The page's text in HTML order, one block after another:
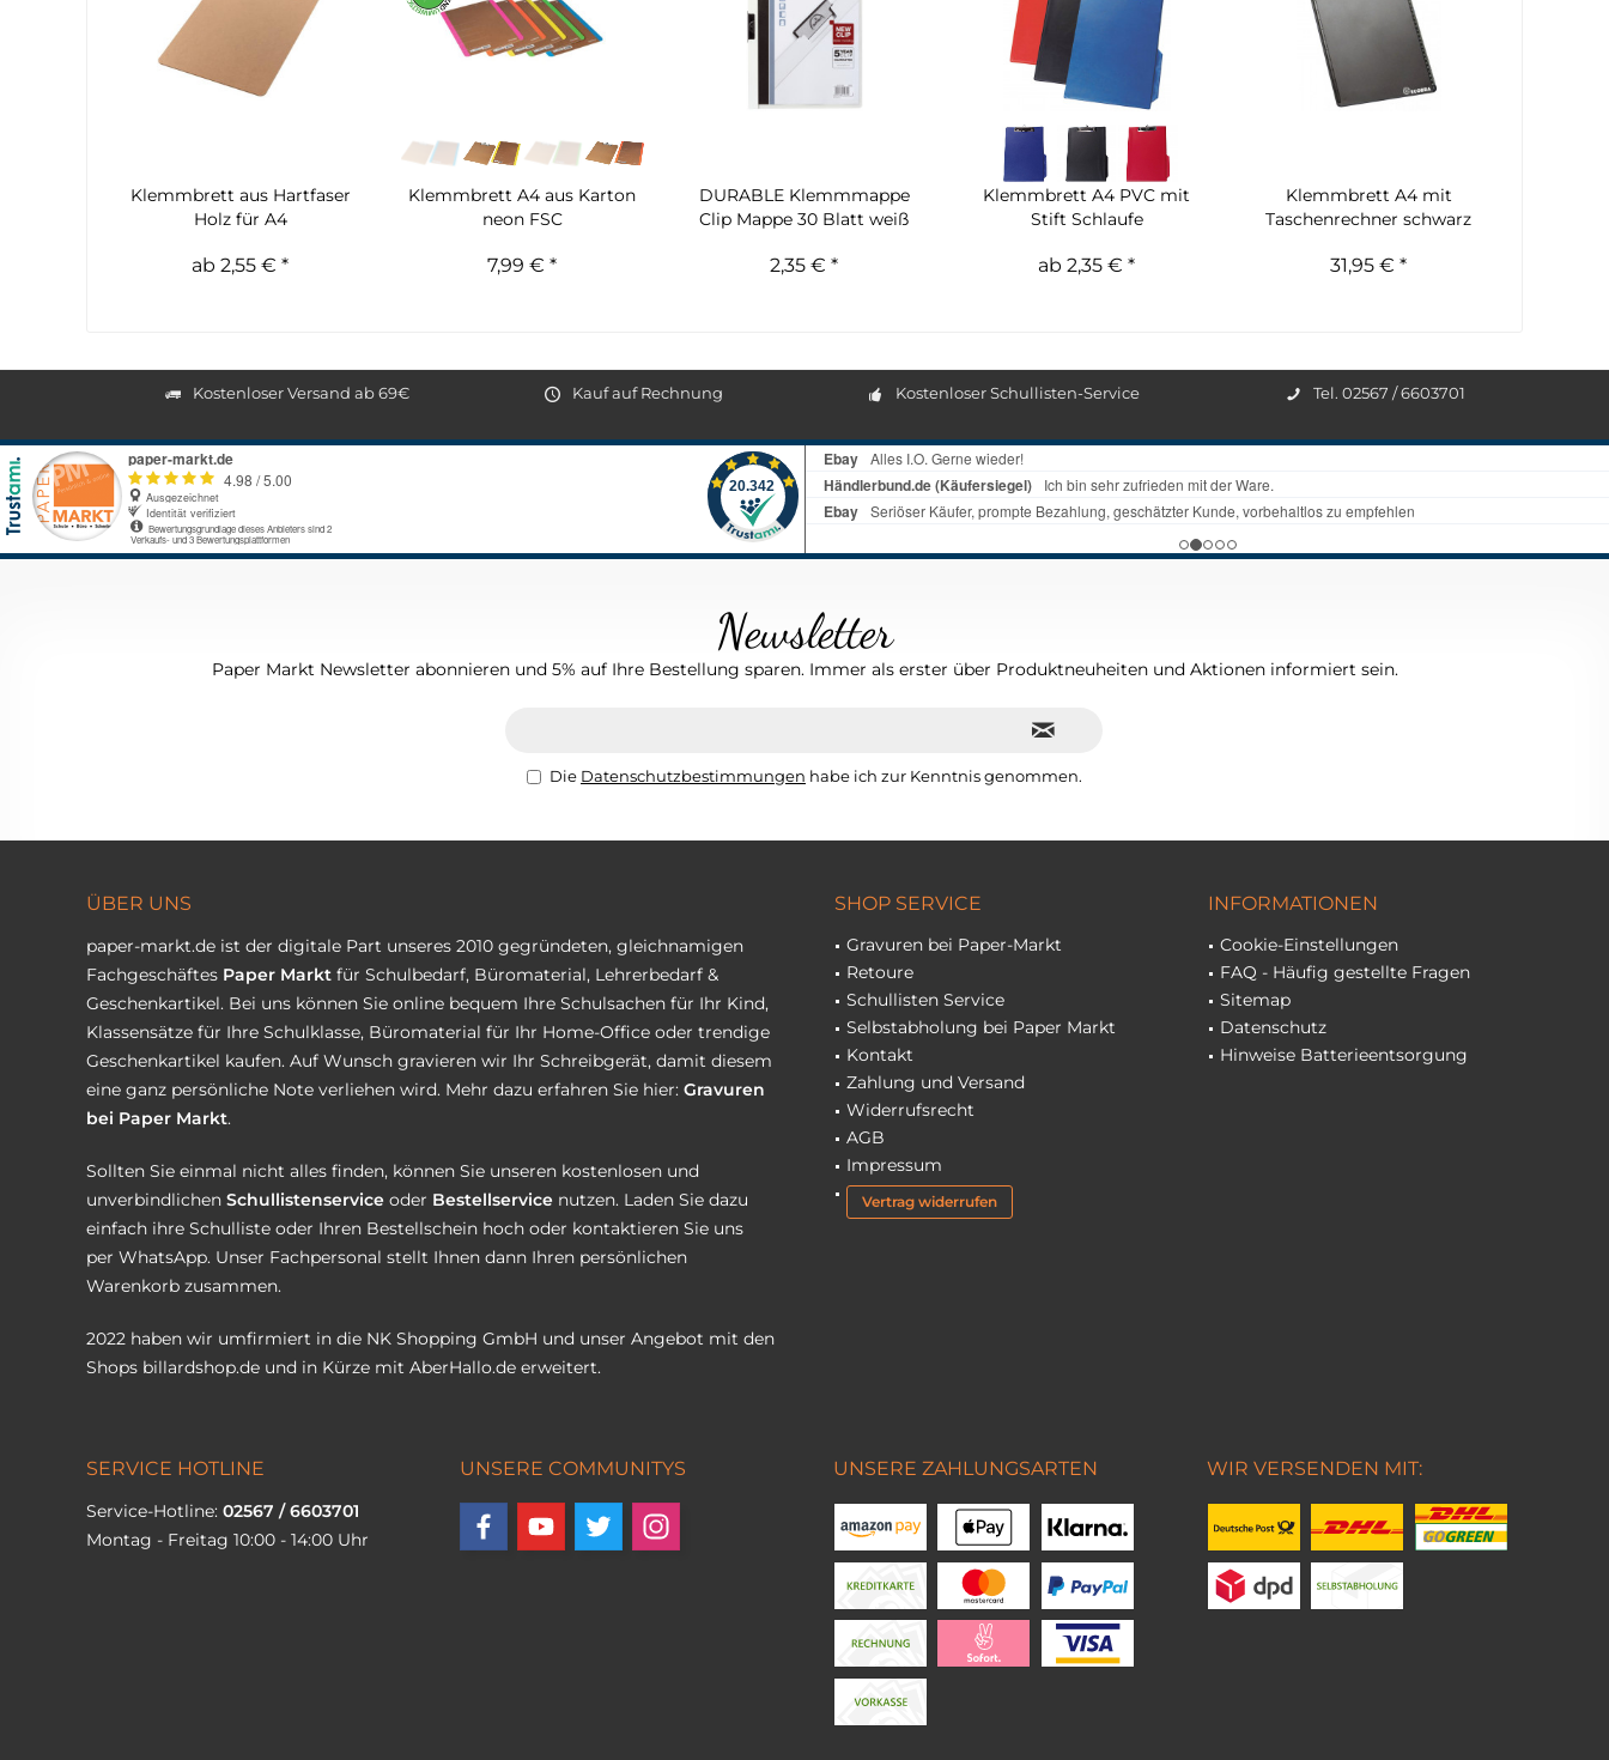
Klemmbrett aus Hartfaser
Holz für A4
ab 2,55 € *
Klemmbrett A4 aus Karton
neon FSC
7,99 € *
DURABLE Klemmmappe
Clip Mappe 30 Blatt weiß
2,35 € *
Klemmbrett A4 PVC mit
Stift Schlaufe
ab 2,35 € *
Klemmbrett A4 mit
Taschenrechner schwarz
31,95 € *
Kostenloser Versand ab 69€ Kauf auf Rechnung Kostenloser Schullisten-Service Tel. 02567 / 6603701
Newsletter
Paper Markt Newsletter abonnieren und 5% auf Ihre Bestellung sparen. Immer als erster über Produktneuheiten und Aktionen informiert sein.
Die Datenschutzbestimmungen habe ich zur Kenntnis genommen.
ÜBER UNS
paper-markt.de ist der digitale Part unseres 2010 gegründeten, gleichnamigen
Fachgeschäftes Paper Markt für Schulbedarf, Büromaterial, Lehrerbedarf &
Geschenkartikel. Bei uns können Sie online bequem Ihre Schulsachen für Ihr Kind,
Klassensätze für Ihre Schulklasse, Büromaterial für Ihr Home-Office oder trendige
Geschenkartikel kaufen. Auf Wunsch gravieren wir Ihr Schreibgerät, damit diesem
eine ganz persönliche Note verliehen wird. Mehr dazu erfahren Sie hier: Gravuren
bei Paper Markt.
Sollten Sie einmal nicht alles finden, können Sie unseren kostenlosen und
unverbindlichen Schullistenservice oder Bestellservice nutzen. Laden Sie dazu
einfach ihre Schulliste oder Ihren Bestellschein hoch oder kontaktieren Sie uns
per WhatsApp. Unser Fachpersonal stellt Ihnen dann Ihren persönlichen
Warenkorb zusammen.
2022 haben wir umfirmiert in die NK Shopping GmbH und unser Angebot mit den
Shops billardshop.de und in Kürze mit AberHallo.de erweitert.
SHOP SERVICE
Gravuren bei Paper-Markt
Retoure
Schullisten Service
Selbstabholung bei Paper Markt
Kontakt
Zahlung und Versand
Widerrufsrecht
AGB
Impressum
Vertrag widerrufen
INFORMATIONEN
Cookie-Einstellungen
FAQ - Häufig gestellte Fragen
Sitemap
Datenschutz
Hinweise Batterieentsorgung
SERVICE HOTLINE
Service-Hotline: 02567 / 6603701
Montag - Freitag 10:00 - 14:00 Uhr
UNSERE COMMUNITYS UNSERE ZAHLUNGSARTEN WIR VERSENDEN MIT: